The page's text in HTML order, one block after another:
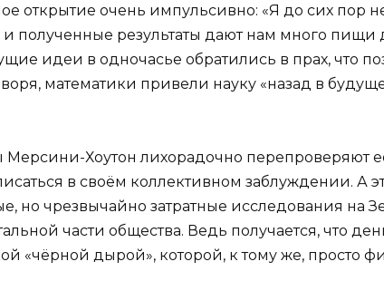
открытие очень импульсивно: «Я до сих пор
полученные результаты дают нам много пищи
идеи в одночасье обратились в прах, что
математики привели науку «назад в
Хоутон лихорадочно перепроверяют
в своём коллективном заблуждении. А
но чрезвычайно затратные исследования на
части общества. Ведь получается, что
«чёрной дырой», которой, к тому же, просто